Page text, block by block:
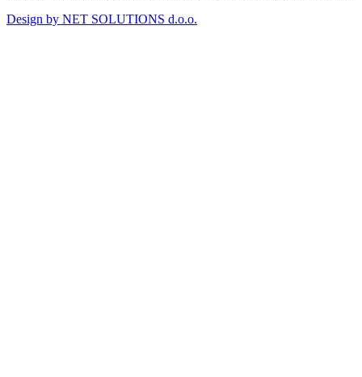
Design by NET SOLUTIONS d.o.o.